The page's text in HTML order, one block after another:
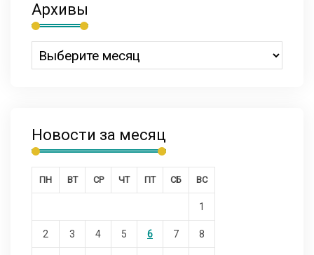
Архивы
Новости за месяц
ПН ВТ СР ЧТ ПТ СБ ВС
1
2 3 4 5 6 7 8